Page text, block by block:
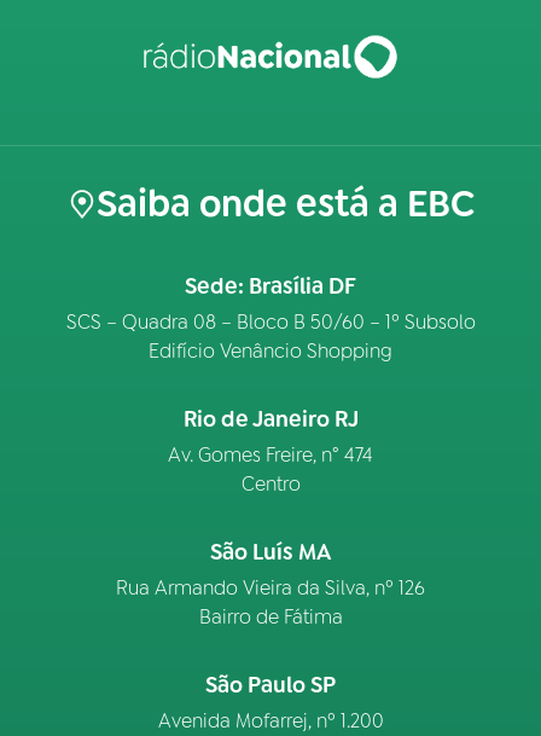
Saiba onde está a EBC
Sede: Brasília DF
SCS – Quadra 08 – Bloco B 50/60 – 1º Subsolo
Edifício Venâncio Shopping
Rio de Janeiro RJ
Av. Gomes Freire, n° 474
Centro
São Luís MA
Rua Armando Vieira da Silva, nº 126
Bairro de Fátima
São Paulo SP
Avenida Mofarrej, nº 1.200